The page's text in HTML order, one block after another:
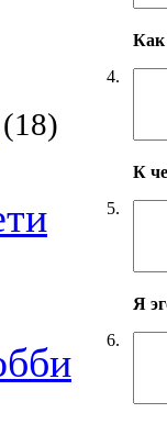
(18)
4.
Как
5.
К
6.
Я